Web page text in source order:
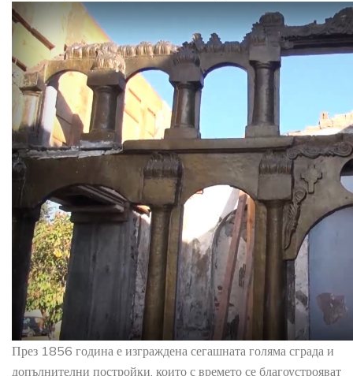
През 1856 година е изграждена сегашната голяма сграда и
допълнителни постройки, които с времето се благоустрояват